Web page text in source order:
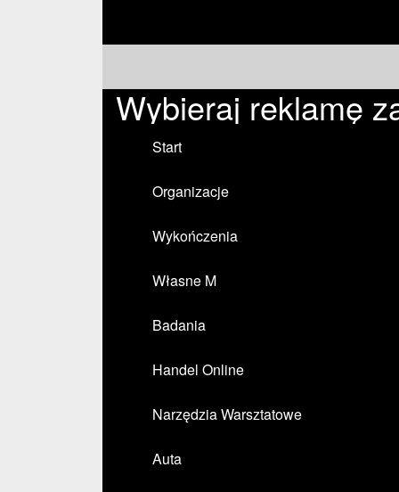
Wybieraj reklamę
Start
Organizacje
Wykończenia
Własne M
Badania
Handel Online
Narzędzia Warsztatowe
Auta